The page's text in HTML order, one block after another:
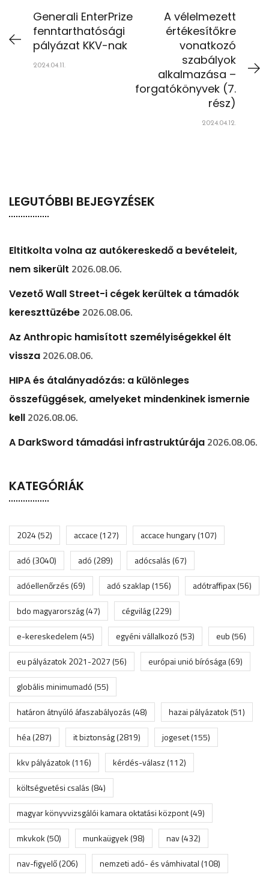
Generali EnterPrize
fenntarthatósági
pályázat KKV-nak
2024.04.11.
A vélelmezett
értékesítőkre
vonatkozó
szabályok
alkalmazása –
forgatókönyvek (7.
rész)
2024.04.12.
LEGUTÓBBI BEJEGYZÉSEK
Eltitkolta volna az autókereskedő a bevételeit,
nem sikerült 2026.08.06.
Vezető Wall Street-i cégek kerültek a támadók
kereszttüzébe 2026.08.06.
Az Anthropic hamisított személyiségekkel élt
vissza 2026.08.06.
HIPA és átalányadózás: a különleges
összefüggések, amelyeket mindenkinek ismernie
kell 2026.08.06.
A DarkSword támadási infrastruktúrája 2026.08.06.
KATEGÓRIÁK
2024(52) accace(127) accace hungary(107)
adó(3040) adó(289) adócsalás(67)
adóellenőrzés(69) adó szaklap(156) adótraffipax(56)
bdo magyarország(47) cégvilág(229)
e-kereskedelem(45) egyéni vállalkozó(53) eub(56)
eu pályázatok 2021-2027(56) európai unió bírósága(69)
globális minimumadó(55)
határon átnyúló áfaszabályozás(48) hazai pályázatok(51)
héa(287) it biztonság(2819) jogeset(155)
kkv pályázatok(116) kérdés-válasz(112)
költségvetési csalás(84)
magyar könyvvizsgálói kamara oktatási központ(49)
mkvkok(50) munkaügyek(98) nav(432)
nav-figyelő(206) nemzeti adó- és vámhivatal(108)